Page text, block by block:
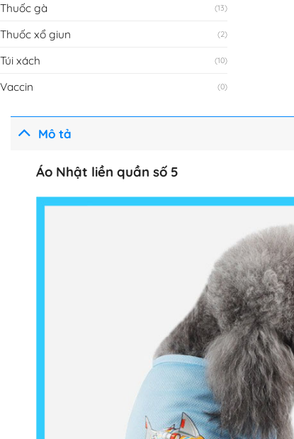
Thuốc gà (13)
Thuốc xổ giun (2)
Túi xách (10)
Vaccin (0)
Mô tả
Áo Nhật liền quần số 5